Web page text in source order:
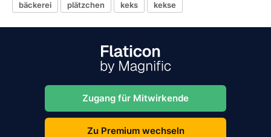
bäckerei
plätzchen keks kekse
Zugang für Mitwirkende
Zu Premium wechseln